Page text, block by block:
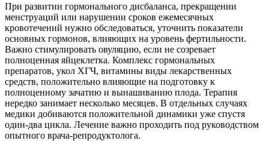
При развитии гормонального дисбаланса, прекращении
менструаций или нарушении сроков ежемесячных
кровотечений нужно обследоваться, уточнить показатели
основных гормонов, влияющих на уровень фертильности.
Важно стимулировать овуляцию, если не созревает
полноценная яйцеклетка. Комплекс гормональных
препаратов, укол ХГЧ, витамины виды лекарственных
средств, положительно влияющие на подготовку к
полноценному зачатию и вынашиванию плода. Терапия
нередко занимает несколько месяцев. В отдельных случаях
медики добиваются положительной динамики уже спустя
один-два цикла. Лечение важно проходить под руководством
опытного врача-репродуктолога.